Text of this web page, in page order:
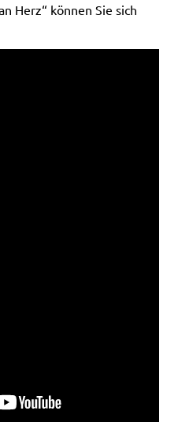
Herz“ können Sie sich